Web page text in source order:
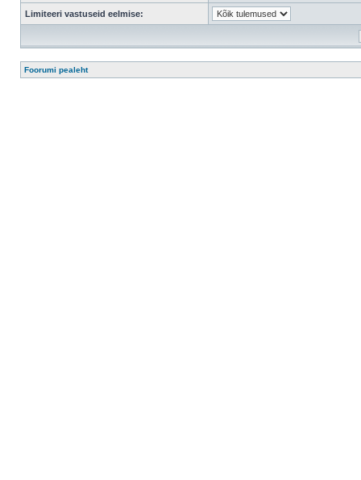
Limiteeri vastuseid eelmise:
Foorumi pealeht